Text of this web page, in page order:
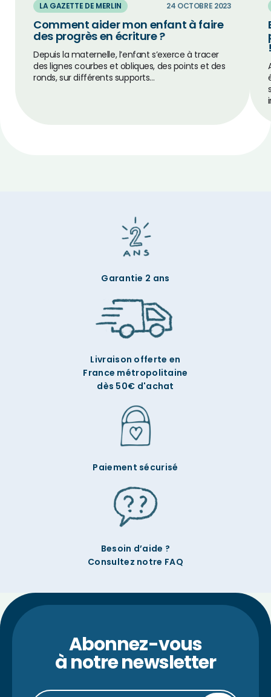
LA GAZETTE DE MERLIN 24 OCTOBRE 2023
Comment aider mon enfant à faire
des progrès en écriture ?
Depuis la maternelle, l’enfant s’exerce à tracer
des lignes courbes et obliques, des points et des
ronds, sur différents supports…
Garantie 2 ans
Livraison offerte en
France métropolitaine
dès 50€ d'achat
Paiement sécurisé
Besoin d’aide ?
Consultez notre FAQ
Abonnez-vous
à notre newsletter